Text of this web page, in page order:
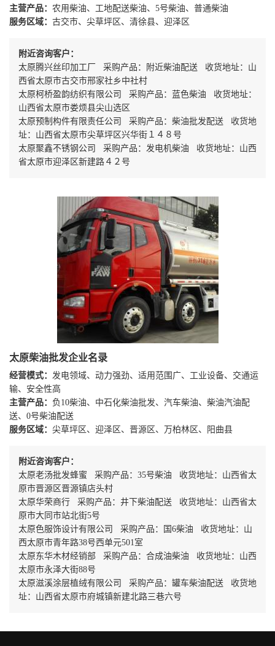
主营产品： 农用柴油、工地配送柴油、5号柴油、普通柴油
服务区域： 古交市、尖草坪区、清徐县、迎泽区
附近咨询客户：
太原腾兴丝印加工厂 采购产品：附近柴油配送 收货地址：山
西省太原市古交市邢家社乡中社村
太原柯桥盈韵纺织有限公司 采购产品：蓝色柴油 收货地址：
山西省太原市娄烦县尖山选区
太原预制构件有限责任公司 采购产品：柴油批发配送 收货地
址：山西省太原市尖草坪区兴华街１４８号
太原聚鑫不锈钢公司 采购产品：发电机柴油 收货地址：山西
省太原市迎泽区新建路４２号
太原柴油批发企业名录
经营模式： 发电领域、动力强劲、适用范围广、工业设备、交通运
输、安全性高
主营产品： 负10柴油、中石化柴油批发、汽车柴油、柴油汽油配
送、0号柴油配送
服务区域： 尖草坪区、迎泽区、晋源区、万柏林区、阳曲县
附近咨询客户：
太原老汤批发蜂蜜 采购产品：35号柴油 收货地址：山西省太
原市晋源区晋源镇店头村
太原华荣商行 采购产品：井下柴油配送 收货地址：山西省太
原市大同市站北街5号
太原色服饰设计有限公司 采购产品：国6柴油 收货地址：山
西太原市青年路38号西单元501室
太原东华木材经销部 采购产品：合成油柴油 收货地址：山西
太原市永泽大街88号
太原滋溪涂层植绒有限公司 采购产品：罐车柴油配送 收货地
址：山西省太原市府城镇新建北路三巷六号